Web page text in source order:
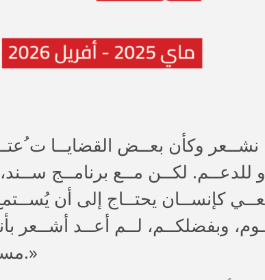
لكــن مــع برنامــج
كإنســان يحتــاج إلى أن
وبفضلكــم، لــم أعــد
مســموع، وأنــي أتلقــى الدعــم لمــا أنــا عليــه، دون أي شرط.»